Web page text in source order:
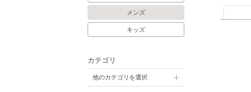
メンズ
キッズ
カテゴリ
他のカテゴリを選択